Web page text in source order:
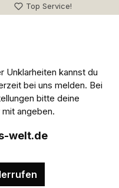
Top Service!
Unklarheiten kannst du
bei uns melden. Bei
bitte deine
angeben.
welt.de